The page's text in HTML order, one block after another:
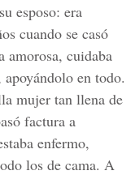
esposo: era
cuando se casó
amorosa, cuidaba
en todo.
mujer tan llena de
factura a
enfermo,
los de cama. A